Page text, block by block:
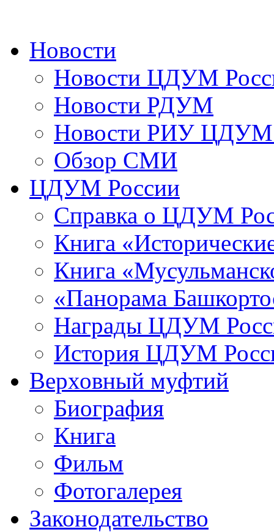
Новости
Новости ЦДУМ
Новости РДУМ
Новости РИУ ЦДУМ
Обзор СМИ
ЦДУМ России
Справка о ЦДУМ
Книга
Книга
«Панорама
Награды ЦДУМ
История ЦДУМ
Верховный муфтий
Биография
Книга
Фильм
Фотогалерея
Законодательство